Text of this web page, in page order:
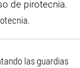
las guardias